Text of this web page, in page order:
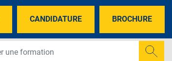
CANDIDATURE BROCHURE